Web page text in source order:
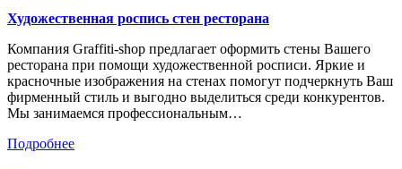
Художественная роспись стен ресторана
Компания Graffiti-shop предлагает оформить стены Вашего
ресторана при помощи художественной росписи. Яркие и
красночные изображения на стенах помогут подчеркнуть Ваш
фирменный стиль и выгодно выделиться среди конкурентов.
Мы занимаемся профессиональным…
Подробнее